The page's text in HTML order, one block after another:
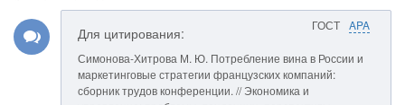
ГОСТ APA
Для цитирования:
Симонова-Хитрова М. Ю. Потребление вина в России и
маркетинговые стратегии французских компаний:
сборник трудов конференции. // Экономика и